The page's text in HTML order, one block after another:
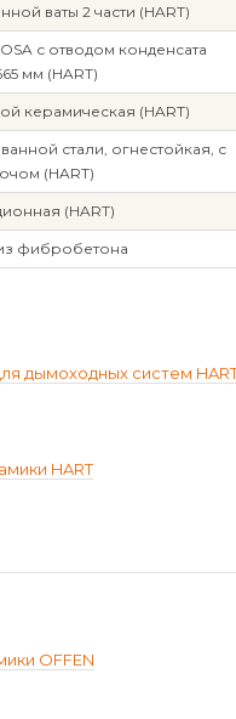
ваты 2 части (HART)
с отводом конденсата
мм (HART)
керамическая (HART)
стали, огнестойкая, с
(HART)
(HART)
фибробетона
дымоходных систем
HART
OFFEN